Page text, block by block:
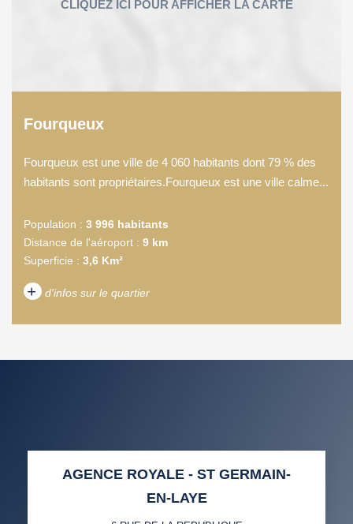
Fourqueux
Fourqueux est une ville de 4 060 habitants dont 79 % des
habitants sont propriétaires.Fourqueux est une ville calme...
Population : 3 996 habitants
Distance de l'aéroport : 9 km
Superficie : 3,6 Km²
+ d'infos sur le quartier
TAXE FONCIÈRE
PART DES MÉNAGES SANS
VOITURE
AGENCE ROYALE - ST GERMAIN-
EN-LAYE